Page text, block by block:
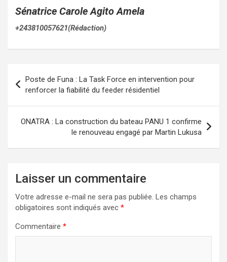
Sénatrice Carole Agito Amela
+243810057621(Rédaction)
de
l’article
Poste de Funa : La Task Force en intervention pour
renforcer la fiabilité du feeder résidentiel
ONATRA : La construction du bateau PANU 1 confirme
le renouveau engagé par Martin Lukusa
Laisser un commentaire
Votre adresse e-mail ne sera pas publiée. Les champs
obligatoires sont indiqués avec *
Commentaire *